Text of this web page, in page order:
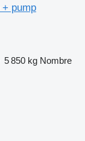
pump
5 850 kg Nombre